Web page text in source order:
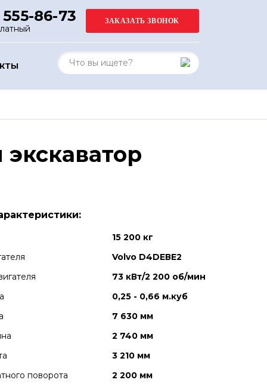
86-73
15 200 кг
Volvo D4DEВE2
73 кВт/2 200 об/мин
0,25 - 0,66 м.куб
7 630 мм
2 740 мм
3 210 мм
поворота
2 200 мм